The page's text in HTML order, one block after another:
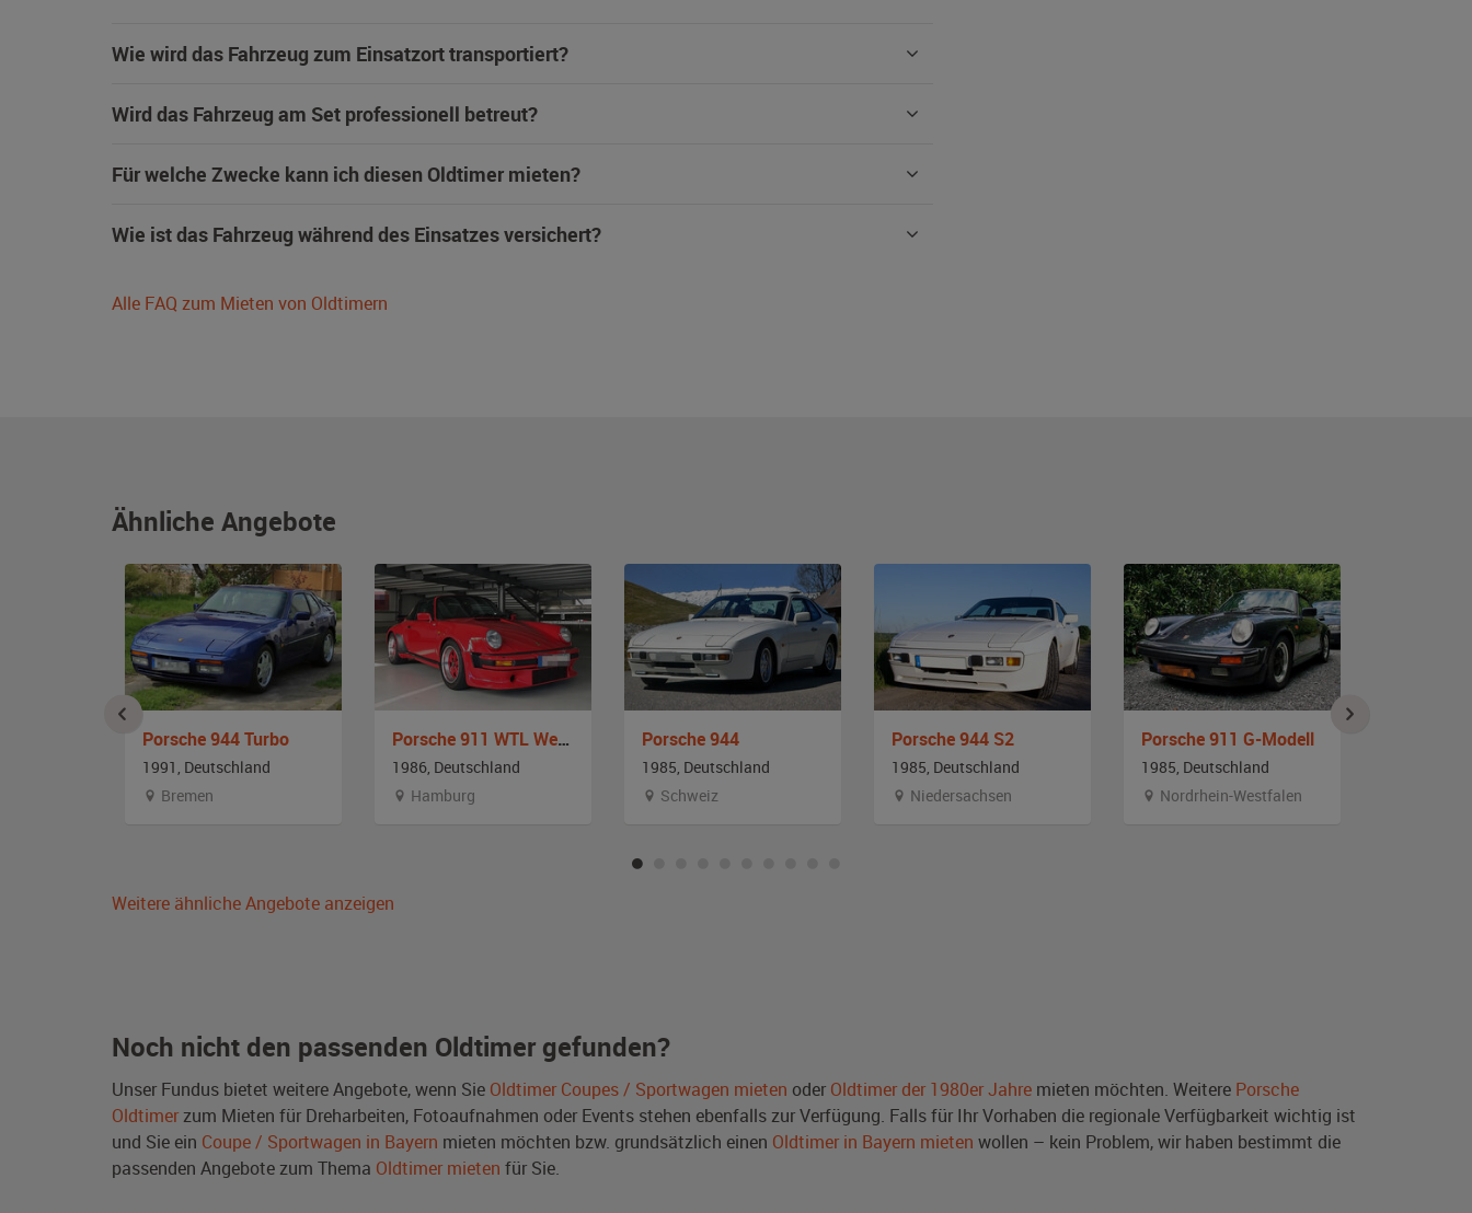
Wie wird das Fahrzeug zum Einsatzort transportiert?
Wird das Fahrzeug am Set professionell betreut?
Für welche Zwecke kann ich diesen Oldtimer mieten?
Wie ist das Fahrzeug während des Einsatzes versichert?
Alle FAQ zum Mieten von Oldtimern
Ähnliche Angebote
Porsche 944 Turbo
1991, Deutschland
Bremen
Porsche 911 WTL Werksturbolook Targa (G-Modell)
1986, Deutschland
Hamburg
Porsche 944
1985, Deutschland
Schweiz
Porsche 944 S2
1985, Deutschland
Niedersachsen
Porsche 911 G-Modell
1985, Deutschland
Nordrhein-Westfalen
Weitere ähnliche Angebote anzeigen
Noch nicht den passenden Oldtimer gefunden?
Unser Fundus bietet weitere Angebote, wenn Sie Oldtimer Coupes / Sportwagen mieten oder Oldtimer der 1980er Jahre mieten möchten. Weitere Porsche
Oldtimer zum Mieten für Dreharbeiten, Fotoaufnahmen oder Events stehen ebenfalls zur Verfügung. Falls für Ihr Vorhaben die regionale Verfügbarkeit wichtig ist
und Sie ein Coupe / Sportwagen in Bayern mieten möchten bzw. grundsätzlich einen Oldtimer in Bayern mieten wollen – kein Problem, wir haben bestimmt die
passenden Angebote zum Thema Oldtimer mieten für Sie.